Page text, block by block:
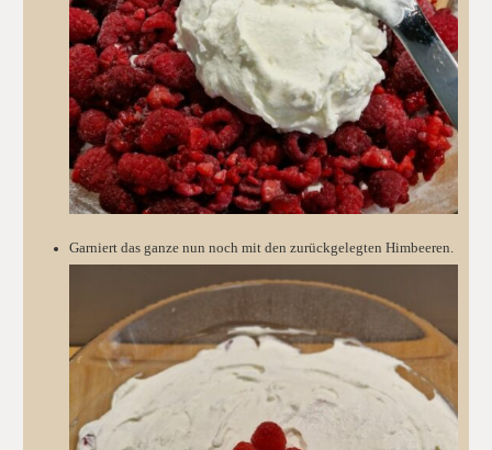
Garniert das ganze nun noch mit den zurückgelegten Himbeeren.